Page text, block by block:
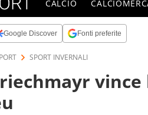
CALCIO
Google Discover Fonti preferite
SPORT INVERNALI